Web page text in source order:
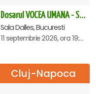
Dosarul VOCEA UMANA - Sala Dalles
Sala Dalles, Bucuresti
11 septembrie 2026, ora 19:30
Cluj-Napoca